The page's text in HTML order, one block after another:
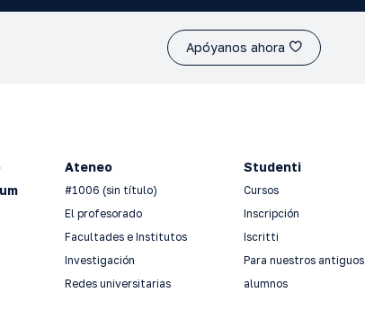
Apóyanos ahora
Ateneo
#1006 (sin título)
El profesorado
Facultades e Institutos
Investigación
Redes universitarias
Studenti
Cursos
Inscripción
Iscritti
Para nuestros antiguos
alumnos